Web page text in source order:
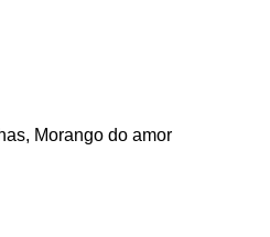
Morango do amor